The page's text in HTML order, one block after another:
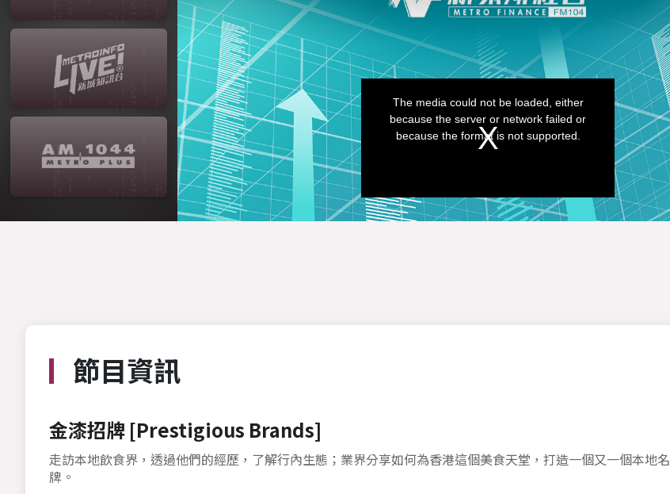
The media could not be loaded, either
because the server or network failed or
because the format is not supported.
節目資訊
金漆招牌 [Prestigious Brands]
走訪本地飲食界，透過他們的經歷，了解行內生態；業界分享如何為香港這個美食天堂，打造一個又一個本地名
牌。